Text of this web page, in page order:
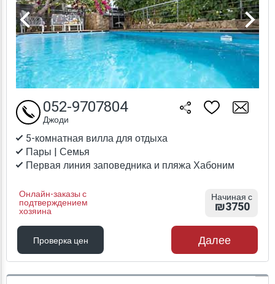
5-комнатная вилла для отдыха
Пары | Семья
Первая линия заповедника и пляжа Хабоним
Онлайн-заказы с
подтверждением
хозяина
052-9707804
Джоди
Начиная с
₪3750
Проверка цен
Проверка цен
Далее